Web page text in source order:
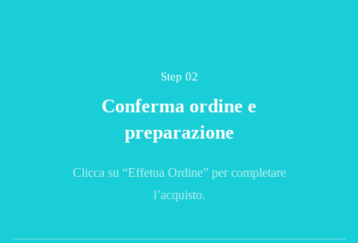
Step 02
Conferma ordine e
preparazione
Clicca su “Effetua Ordine” per completare
l’acquisto.